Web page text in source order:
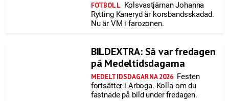
FOTBOLL Kolsvastjärnan Johanna
Rytting Kaneryd är korsbandsskadad.
Nu är VM i farozonen.
BILDEXTRA: Så var fredagen
på Medeltidsdagarna
MEDELTIDSDAGARNA 2026 Festen
fortsätter i Arboga. Kolla om du
fastnade på bild under fredagen.